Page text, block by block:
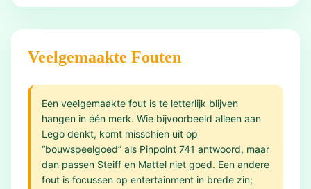
Veelgemaakte Fouten
Een veelgemaakte fout is te letterlijk blijven
hangen in één merk. Wie bijvoorbeeld alleen aan
Lego denkt, komt misschien uit op
“bouwspeelgoed” als Pinpoint 741 antwoord, maar
dan passen Steiff en Mattel niet goed. Een andere
fout is focussen op entertainment in brede zin;